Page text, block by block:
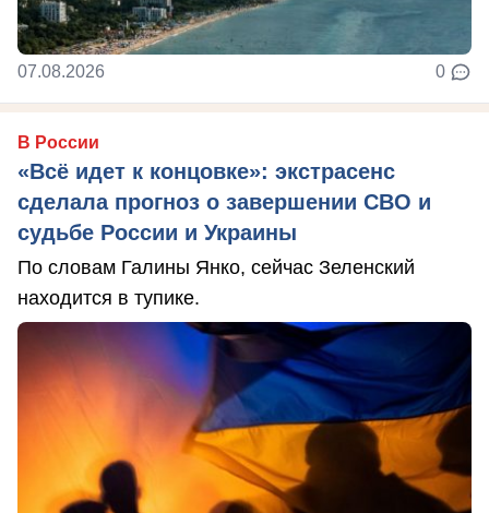
07.08.2026 0
В России
«Всё идет к концовке»: экстрасенс
сделала прогноз о завершении СВО и
судьбе России и Украины
По словам Галины Янко, сейчас Зеленский
находится в тупике.